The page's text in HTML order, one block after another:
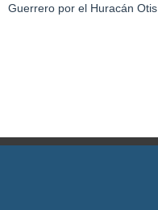
Guerrero por el Huracán Otis